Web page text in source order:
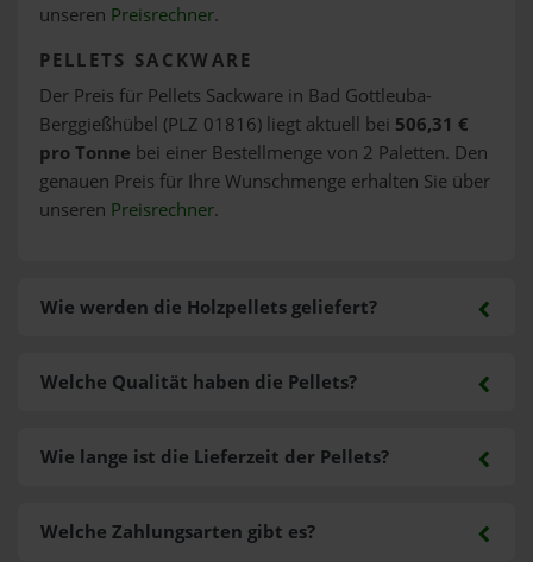
unseren Preisrechner.
PELLETS SACKWARE
Der Preis für Pellets Sackware in Bad Gottleuba-
Berggießhübel (PLZ 01816) liegt aktuell bei 506,31 €
pro Tonne bei einer Bestellmenge von 2 Paletten. Den
genauen Preis für Ihre Wunschmenge erhalten Sie über
unseren Preisrechner.
Wie werden die Holzpellets geliefert?
Welche Zahlungsarten gibt es?
Welche Qualität haben die Pellets?
Wie lange ist die Lieferzeit der Pellets?